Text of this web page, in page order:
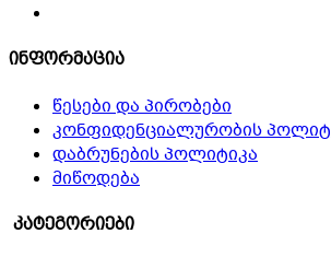
ინფორმაცია
წესები და პირობები
კონფიდენციალურობის
დაბრუნების პოლიტიკა
მიწოდება
კატეგორიები